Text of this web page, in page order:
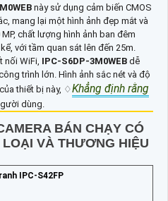
này sử dụng cảm biến CMOS
mang lại một hình ảnh đẹp mắt và
chất lượng hình ảnh ban đêm
với tầm quan sát lên đến 25m.
nối WiFi, IPC-S6DP-3M0WEB dễ
trình lớn. Hình ảnh sắc nét và độ
thiết bị này, ♢Khẳng định rằng
dùng.
BÁN CHẠY CÓ
VÀ THƯƠNG HIỆU
IPC-S42FP